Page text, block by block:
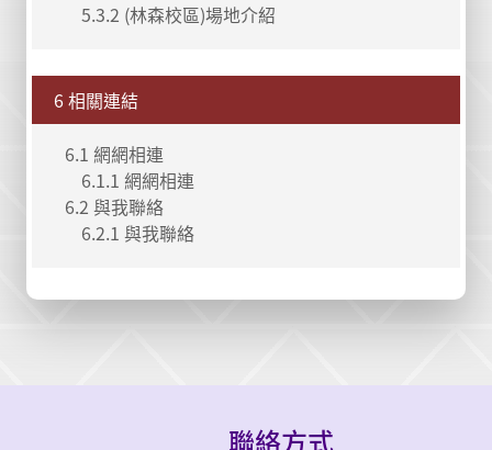
5.3.2 (林森校區)場地介紹
6 相關連結
6.1 網網相連
6.1.1 網網相連
6.2 與我聯絡
6.2.1 與我聯絡
聯絡方式